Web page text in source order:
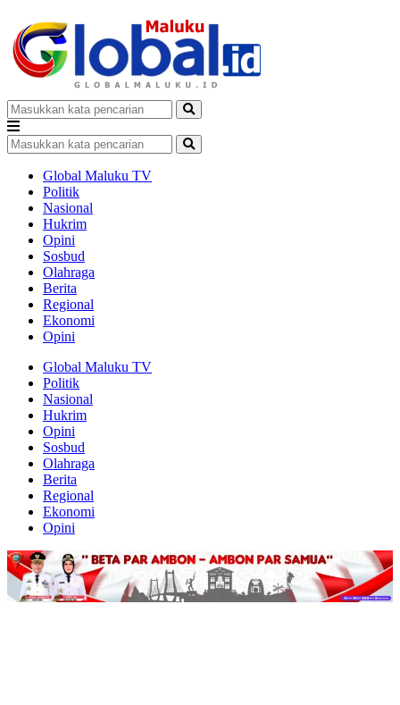
Global Maluku TV
Politik
Nasional
Hukrim
Opini
Sosbud
Olahraga
Berita
Regional
Ekonomi
Opini
Global Maluku TV
Politik
Nasional
Hukrim
Opini
Sosbud
Olahraga
Berita
Regional
Ekonomi
Opini